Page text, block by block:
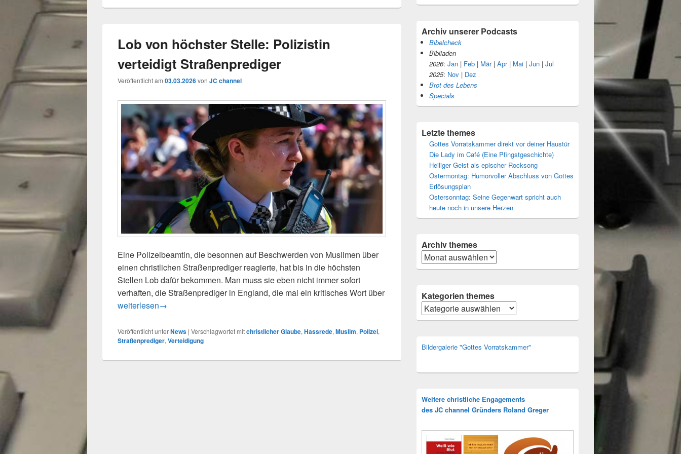
Lob von höchster Stelle: Polizistin
verteidigt Straßenprediger
Veröffentlicht am 03.03.2026von JC channel
Eine Polizeibeamtin, die besonnen auf Beschwerden von Muslimen über
einen christlichen Straßenprediger reagierte, hat bis in die höchsten
Stellen Lob dafür bekommen. Man muss sie eben nicht immer sofort
verhaften, die Straßenprediger in England, die mal ein kritisches Wort über
Lob von höchster Stelle: Polizistin verteidigt Straßenprediger
weiterlesen→
Veröffentlicht unterNews | Verschlagwortet mitchristlicher Glaube, Hassrede, Muslim, Polizei,
Straßenprediger, Verteidigung
Archiv unserer Podcasts
Bibelcheck
Bibliaden
2026: Jan | Feb | Mär| Apr| Mai | Jun | Jul
2025: Nov | Dez
Brot des Lebens
Specials
Letzte themes
Gottes Vorratskammer direkt vor deiner Haustür
Die Lady im Café (Eine Pfingstgeschichte)
Heiliger Geist als epischer Rocksong
Ostermontag: Humorvoller Abschluss von Gottes
Erlösungsplan
Ostersonntag: Seine Gegenwart spricht auch
heute noch in unsere Herzen
Archivthemes
Archiv
Kategorien themes
Kategorien
Bildergalerie "Gottes Vorratskammer"
Weitere christliche Engagements
des JC channel Gründers Roland Greger